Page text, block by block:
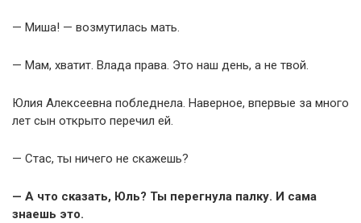
— Миша! — возмутилась мать.
— Мам, хватит. Влада права. Это наш день, а не твой.
Юлия Алексеевна побледнела. Наверное, впервые за много
лет сын открыто перечил ей.
— Стас, ты ничего не скажешь?
— А что сказать, Юль? Ты перегнула палку. И сама
знаешь это.